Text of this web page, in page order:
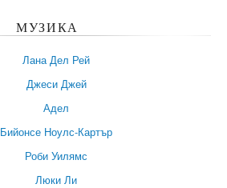
МУЗИКА
Лана Дел Рей
Джеси Джей
Адел
Бийонсе Ноулс-Картър
Роби Уилямс
Люки Ли